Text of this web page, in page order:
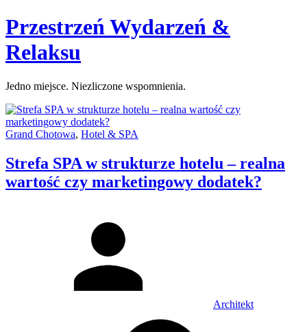
Skip
to
content
Przestrzeń Wydarzeń &
Relaksu
Jedno miejsce. Niezliczone wspomnienia.
Categories:
Grand Chotowa, Hotel & SPA
Strefa SPA w strukturze hotelu – realna
wartość czy marketingowy dodatek?
Architekt